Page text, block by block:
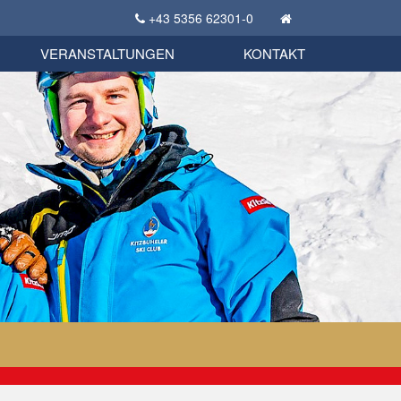
+43 5356 62301-0
KSC Sportgeschichte
Bekleidungsshop
VERANSTALTUNGEN KONTAKT